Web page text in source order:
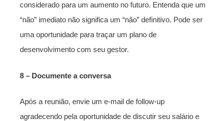
considerado para um aumento no futuro. Entenda que um
“não” imediato não significa um “não” definitivo. Pode ser
uma oportunidade para traçar um plano de
desenvolvimento com seu gestor.
8 – Documente a conversa
Após a reunião, envie um e-mail de follow-up
agradecendo pela oportunidade de discutir seu salário e